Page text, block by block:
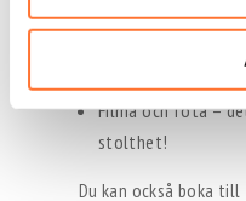
Samla familjen på
Boka ett
Filma och fota –
stolthet!
Du kan också boka